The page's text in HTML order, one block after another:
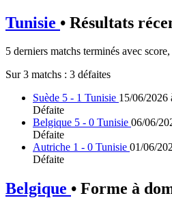
Tunisie • Résultats
5 derniers matchs terminés avec
Sur 3 matchs : 3 défaites
Suède 5 - 1 Tunisie 15/06/2026
Défaite
Belgique 5 - 0 Tunisie 06/06/
Défaite
Autriche 1 - 0 Tunisie 01/06/
Défaite
Belgique • Forme à